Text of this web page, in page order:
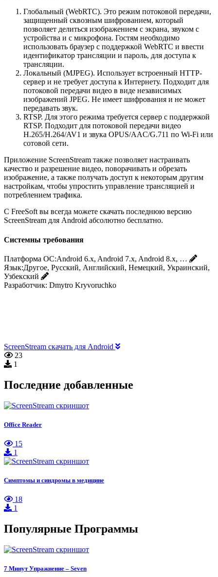
Глобальный (WebRTC). Это режим потоковой передачи,
защищенный сквозным шифрованием, который
позволяет делиться изображением с экрана, звуком с
устройства и с микрофона. Гостям необходимо
использовать браузер с поддержкой WebRTC и ввести
идентификатор трансляции и пароль, для доступа к
трансляции.
Локальный (MJPEG). Использует встроенный HTTP-
сервер и не требует доступа к Интернету. Подходит для
потоковой передачи видео в виде независимых
изображений JPEG. Не имеет шифрования и не может
передавать звук.
RTSP. Для этого режима требуется сервер с поддержкой
RTSP. Подходит для потоковой передачи видео
H.265/H.264/AV1 и звука OPUS/AAC/G.711 по Wi-Fi или
сотовой сети.
Приложение ScreenStream также позволяет настраивать
качество и разрешение видео, поворачивать и обрезать
изображение, а также получать доступ к некоторым другим
настройкам, чтобы упростить управление трансляцией и
потреблением трафика.
С FreeSoft вы всегда можете скачать последнюю версию
ScreenStream для Android абсолютно бесплатно.
Системны требования
Платформа ОС:Android 6.x, Android 7.x, Android 8.x, …
Язык:Другое, Русский, Английский, Немецкий, Украинский,
Узбекский
Разработчик: Dmytro Kryvoruchko
ScreenStream скачать для Android
23
1
Последние добавленные
Office Reader
15
1
Симптомы и синдромы в медицине
18
1
Популярные Программы
7 Минут Упражнение – Seven